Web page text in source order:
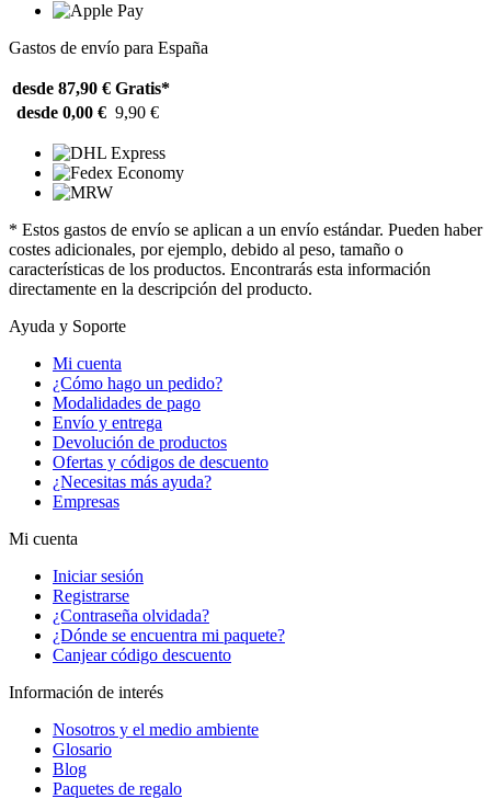
Gastos de envío para España
desde 87,90 € Gratis*
desde 0,00 € 9,90 €
* Estos gastos de envío se aplican a un envío estándar. Pueden haber
costes adicionales, por ejemplo, debido al peso, tamaño o
características de los productos. Encontrarás esta información
directamente en la descripción del producto.
Ayuda y Soporte
Mi cuenta
¿Cómo hago un pedido?
Modalidades de pago
Envío y entrega
Devolución de productos
Ofertas y códigos de descuento
¿Necesitas más ayuda?
Empresas
Mi cuenta
Iniciar sesión
Registrarse
¿Contraseña olvidada?
¿Dónde se encuentra mi paquete?
Canjear código descuento
Información de interés
Nosotros y el medio ambiente
Glosario
Blog
Paquetes de regalo